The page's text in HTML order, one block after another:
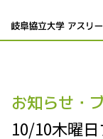
お知らせ・
10/10木曜